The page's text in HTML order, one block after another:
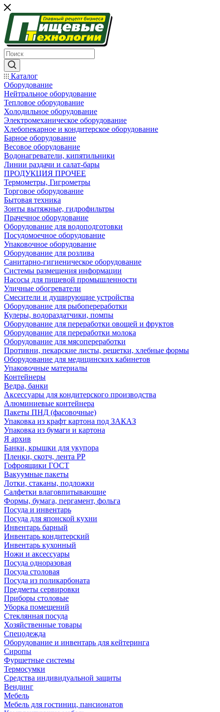
Каталог
Оборудование
Нейтральное оборудование
Тепловое оборудование
Холодильное оборудование
Электромеханическое оборудование
Хлебопекарное и кондитерское оборудование
Барное оборудование
Весовое оборудование
Водонагреватели, кипятильники
Линии раздачи и салат-бары
ПРОДУКЦИЯ ПРОЧЕЕ
Термометры, Гигрометры
Торговое оборудование
Бытовая техника
Зонты вытяжные, гидрофильтры
Прачечное оборудование
Оборудование для водоподготовки
Посудомоечное оборудование
Упаковочное оборудование
Оборудование для розлива
Санитарно-гигиеническое оборудование
Системы размещения информации
Насосы для пищевой промышленности
Уличные обогреватели
Смесители и душирующие устройства
Оборудование для рыбопереработки
Кулеры, водораздатчики, помпы
Оборудование для переработки овощей и фруктов
Оборудование для переработки молока
Оборудование для мясопереработки
Противни, пекарские листы, решетки, хлебные формы
Оборудование для медицинских кабинетов
Упаковочные материалы
Контейнеры
Ведра, банки
Аксессуары для кондитерского производства
Алюминиевые контейнера
Пакеты ПНД (фасовочные)
Упаковка из крафт картона под ЗАКАЗ
Упаковка из бумаги и картона
Я архив
Банки, крышки для укупора
Пленки, скотч, лента РР
Гофроящики ГОСТ
Вакуумные пакеты
Лотки, стаканы, подложки
Салфетки влаговпитывающие
Формы, бумага, пергамент, фольга
Посуда и инвентарь
Посуда для японской кухни
Инвентарь барный
Инвентарь кондитерский
Инвентарь кухонный
Ножи и аксессуары
Посуда одноразовая
Посуда столовая
Посуда из поликарбоната
Предметы сервировки
Приборы столовые
Уборка помещений
Стеклянная посуда
Хозяйственные товары
Спецодежда
Оборудование и инвентарь для кейтеринга
Сиропы
Фуршетные системы
Термосумки
Средства индивидуальной защиты
Вендинг
Мебель
Мебель для гостиниц, пансионатов